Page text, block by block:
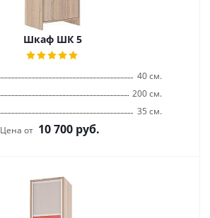
Шкаф ШК 5
40 см.
200 см.
35 см.
Цена от 10 700 руб.